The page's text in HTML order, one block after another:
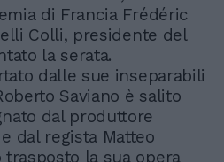
di Francia Frédéric
Colli, presidente del
la serata.
dalle sue inseparabili
Saviano è salito
dal produttore
dal regista Matteo
la sua opera